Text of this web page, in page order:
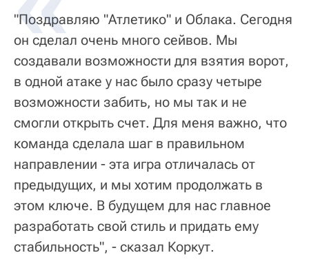
"Поздравляю "Атлетико" и Облака. Сегодня
он сделал очень много сейвов. Мы
создавали возможности для взятия ворот,
в одной атаке у нас было сразу четыре
возможности забить, но мы так и не
смогли открыть счет. Для меня важно, что
команда сделала шаг в правильном
направлении - эта игра отличалась от
предыдущих, и мы хотим продолжать в
этом ключе. В будущем для нас главное
разработать свой стиль и придать ему
стабильность", - сказал Коркут.